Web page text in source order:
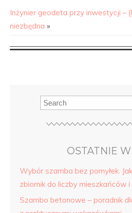
Inżynier geodeta przy inwestycji –
niezbędna »
OSTATNIE
Wybór szamba bez pomyłek.
zbiornik do liczby mieszkańców i
Szambo betonowe – poradnik